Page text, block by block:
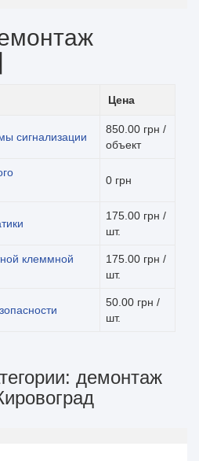
Цена
сигнализации
850.00 грн /
объект
0 грн
175.00 грн /
шт.
клеммной
175.00 грн /
шт.
50.00 грн /
шт.
демонтаж